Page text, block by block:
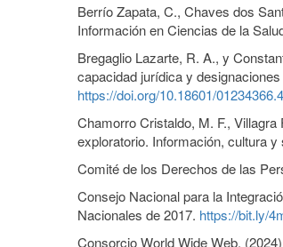
Berrío Zapata, C., Chaves dos
Información en Ciencias de la
Bregaglio Lazarte, R. A., y
capacidad jurídica y
https://doi.org/10.18601/
Chamorro Cristaldo, M. F.,
exploratorio. Información, cultura
Comité de los Derechos de las
Consejo Nacional para la
Nacionales de 2017. https://bit.ly/
Consorcio World Wide Web.